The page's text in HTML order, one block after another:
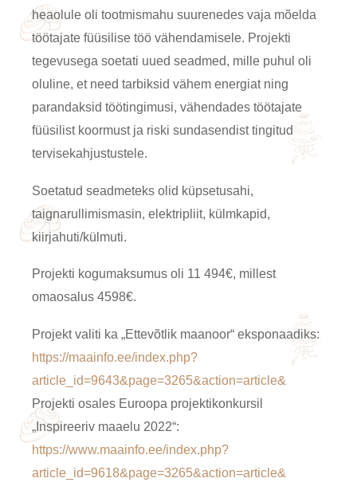
heaolule oli tootmismahu suurenedes vaja mõelda
töötajate füüsilise töö vähendamisele. Projekti
tegevusega soetati uued seadmed, mille puhul oli
oluline, et need tarbiksid vähem energiat ning
parandaksid töötingimusi, vähendades töötajate
füüsilist koormust ja riski sundasendist tingitud
tervisekahjustustele.
Soetatud seadmeteks olid küpsetusahi,
taignarullimismasin, elektripliit, külmkapid,
kiirjahuti/külmuti.
Projekti kogumaksumus oli 11 494€, millest
omaosalus 4598€.
Projekt valiti ka „Ettevõtlik maanoor“ eksponaadiks:
https://maainfo.ee/index.php?
article_id=9643&page=3265&action=article&
Projekti osales Euroopa projektikonkursil
„Inspireeriv maaelu 2022“:
https://www.maainfo.ee/index.php?
article_id=9618&page=3265&action=article&